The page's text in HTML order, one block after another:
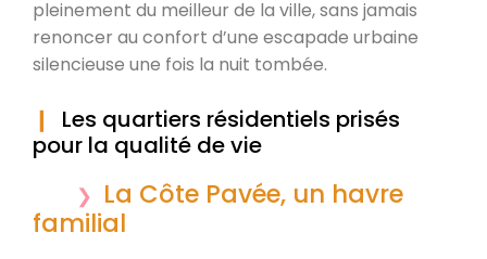
pleinement du meilleur de la ville, sans jamais
renoncer au confort d’une escapade urbaine
silencieuse une fois la nuit tombée.
Les quartiers résidentiels prisés
pour la qualité de vie
La Côte Pavée, un havre
familial